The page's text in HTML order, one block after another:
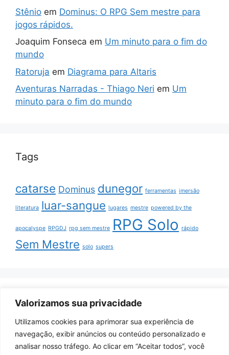
Valorizamos sua privacidade
Utilizamos cookies para aprimorar sua experiência de
navegação, exibir anúncios ou conteúdo personalizado e
analisar nosso tráfego. Ao clicar em “Aceitar todos”, você
Stênio em Dominus: O RPG Sem mestre para
jogos rápidos.
Joaquim Fonseca em Um minuto para o fim do
mundo
Ratoruja em Diagrama para Altaris
Aventuras Narradas - Thiago Neri em Um
minuto para o fim do mundo
Tags
catarse Dominus dunegor ferramentas imersão
literatura luar-sangue lugares mestre powered by the
apocalyspe RPGDJ rpg sem mestre RPG Solo rápido
Sem Mestre solo supers
ArquivoRPG nas redes
Youtube
Itch.io